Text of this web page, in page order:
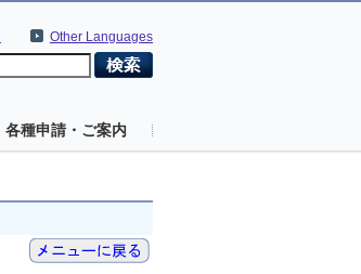
Other Languages
各種申請・ご案内